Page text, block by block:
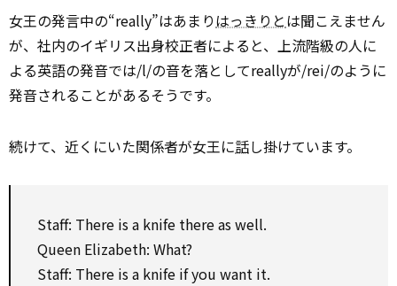
女王の発言中の“really”はあまりはっきりとは聞こえません
が、社内のイギリス出身校正者によると、上流階級の人に
よる英語の発音では/l/の音を落としてreallyが/rei/のように
発音されることがあるそうです。
続けて、近くにいた関係者が女王に話し掛けています。
Staff: There is a knife there as well.
Queen Elizabeth: What?
Staff: There is a knife if you want it.